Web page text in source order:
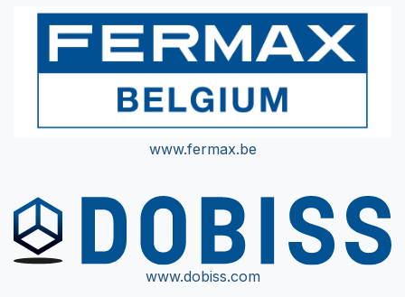
www.fermax.be
www.dobiss.com